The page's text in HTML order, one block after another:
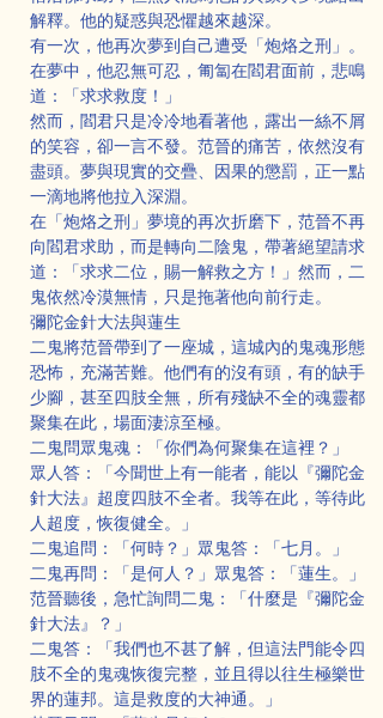
解釋。他的疑惑與恐懼越來越深。
有一次，他再次夢到自己遭受「炮烙之刑」。
在夢中，他忍無可忍，匍匐在閻君面前，悲鳴
道：「求求救度！」
然而，閻君只是冷冷地看著他，露出一絲不屑
的笑容，卻一言不發。范晉的痛苦，依然沒有
盡頭。夢與現實的交疊、因果的懲罰，正一點
一滴地將他拉入深淵。
在「炮烙之刑」夢境的再次折磨下，范晉不再
向閻君求助，而是轉向二陰鬼，帶著絕望請求
道：「求求二位，賜一解救之方！」然而，二
鬼依然冷漠無情，只是拖著他向前行走。
彌陀金針大法與蓮生
二鬼將范晉帶到了一座城，這城內的鬼魂形態
恐怖，充滿苦難。他們有的沒有頭，有的缺手
少腳，甚至四肢全無，所有殘缺不全的魂靈都
聚集在此，場面淒涼至極。
二鬼問眾鬼魂：「你們為何聚集在這裡？」
眾人答：「今聞世上有一能者，能以『彌陀金
針大法』超度四肢不全者。我等在此，等待此
人超度，恢復健全。」
二鬼追問：「何時？」眾鬼答：「七月。」
二鬼再問：「是何人？」眾鬼答：「蓮生。」
范晉聽後，急忙詢問二鬼：「什麼是『彌陀金
針大法』？」
二鬼答：「我們也不甚了解，但這法門能令四
肢不全的鬼魂恢復完整，並且得以往生極樂世
界的蓮邦。這是救度的大神通。」